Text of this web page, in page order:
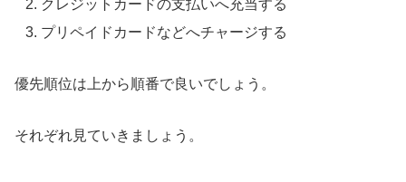
クレジットカードの支払いへ充当する
プリペイドカードなどへチャージする
優先順位は上から順番で良いでしょう。
それぞれ見ていきましょう。